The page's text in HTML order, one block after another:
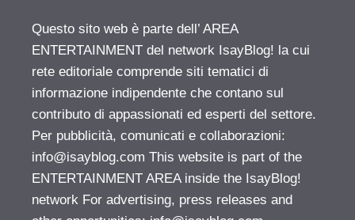
Questo sito web è parte dell’ AREA
ENTERTAINMENT del network IsayBlog! la cui
rete editoriale comprende siti tematici di
informazione indipendente che contano sul
contributo di appassionati ed esperti del settore.
Per pubblicità, comunicati e collaborazioni:
info@isayblog.com This website is part of the
ENTERTAINMENT AREA inside the IsayBlog!
network For advertising, press releases and